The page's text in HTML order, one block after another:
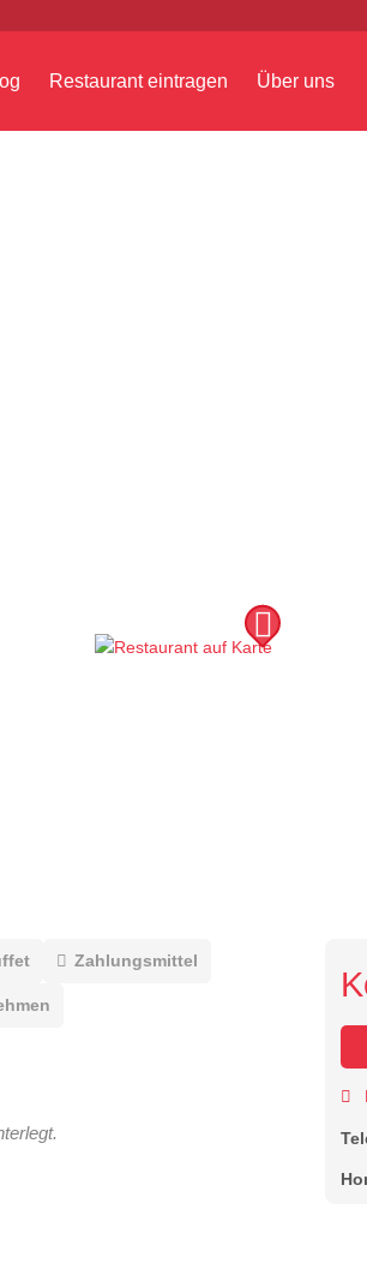
Restaurant eintragen Über uns
Zahlungsmittel